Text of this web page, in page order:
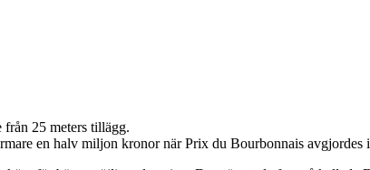
från 25 meters tillägg.
en halv miljon kronor när Prix du Bourbonnais avgjordes